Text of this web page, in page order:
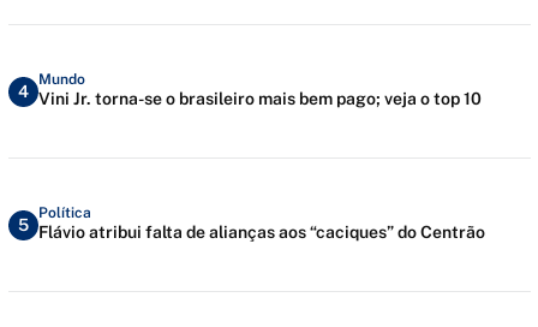
4
Mundo
Vini Jr. torna-se o brasileiro mais bem pago; veja o top 10
5
Política
Flávio atribui falta de alianças aos “caciques” do Centrão